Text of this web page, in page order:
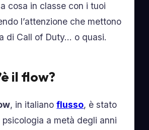
cosa in classe con i tuoi
l’attenzione che mettono
di Call of Duty… o quasi.
il flow?
, in italianoflusso, è stato
a metà degli anni